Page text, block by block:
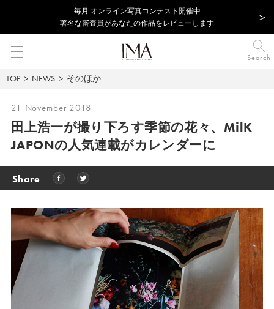
毎⽉ オンライン写真コンテスト開催中
著名な審査員があなたの作品をレビューします
Search
TOP NEWS そのほか
21 November 2018
田上浩一が撮り下ろす季節の花々、 MilK
JAPONの人気連載がカレンダーに
Share